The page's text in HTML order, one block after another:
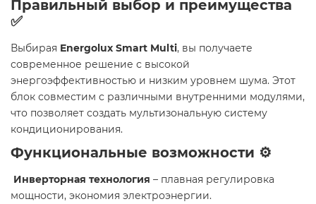
Правильный выбор и преимущества
✅
Выбирая Energolux Smart Multi, вы получаете
современное решение с высокой
энергоэффективностью и низким уровнем шума. Этот
блок совместим с различными внутренними модулями,
что позволяет создать мультизональную систему
кондиционирования.
Функциональные возможности ⚙️
Инверторная технология – плавная регулировка
мощности, экономия электроэнергии.